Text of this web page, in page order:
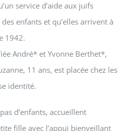
service d’aide aux juifs
enfants et qu’elles arrivent à
1942.
André* et Yvonne Berthet*,
, 11 ans, est placée chez les
identité.
d’enfants, accueillent
fille avec l’appui bienveillant